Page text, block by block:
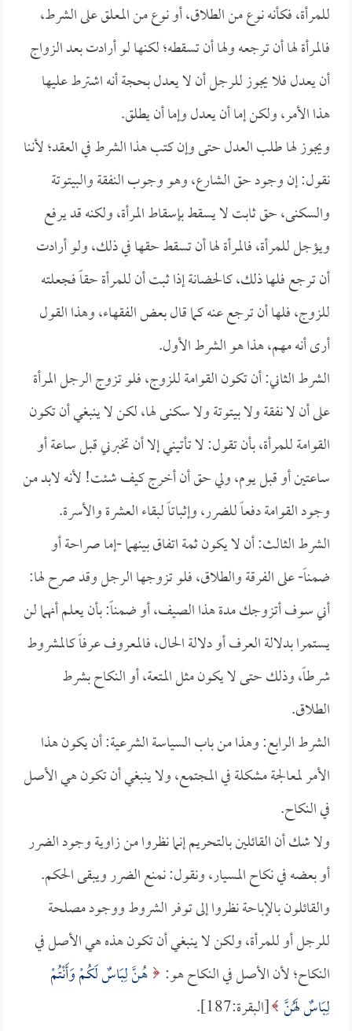
للمرأة، فكأنه نوع من الطلاق، أو نوع من المعلق على الشرط،
فالمرأة لها أن ترجعه ولها أن تسقطه؛ لكنها لو أرادت بعد الزواج
أن يعدل فلا يجوز للرجل أن لا يعدل بحجة أنه اشترط عليها
هذا الأمر، ولكن إما أن يعدل وإما أن يطلق.
ويجوز لها طلب العدل حتى وإن كتب هذا الشرط في العقد؛ لأننا
نقول: إن وجود حق الشارع، وهو وجوب النفقة والبيتوتة
والسكنى، حق ثابت لا يسقط بإسقاط المرأة، ولكنه قد يرفع
ويؤجل للمرأة، فالمرأة لها أن تسقط حقها في ذلك، ولو أرادت
أن ترجع فلها ذلك، كالحضانة إذا ثبت أن للمرأة حقاً فجعلته
للزوج، فلها أن ترجع عنه كما قال بعض الفقهاء، وهذا القول
أرى أنه مهم، هذا هو الشرط الأول.
الشرط الثاني: أن تكون القوامة للزوج، فلو تزوج الرجل المرأة
على أن لا نفقة ولا بيتوتة ولا سكنى لها، لكن لا ينبغي أن تكون
القوامة للمرأة، بأن تقول: لا تأتيني إلا أن تخبرني قبل ساعة أو
ساعتين أو قبل يوم، ولي حق أن أخرج كيف شئت! لأنه لابد من
وجود القوامة دفعاً للضرر، وإثباتاً لبقاء العشرة والأسرة.
الشرط الثالث: أن لا يكون ثمة اتفاق بينهما -إما صراحة أو
ضمناً- على الفرقة والطلاق، فلو تزوجها الرجل وقد صرح لها:
أني سوف أتزوجك مدة هذا الصيف، أو ضمناً: بأن يعلم أنهما لن
يستمرا بدلالة العرف أو دلالة الحال، فالمعروف عرفاً كالمشروط
شرطاً، وذلك حتى لا يكون مثل المتعة، أو النكاح بشرط
الطلاق.
الشرط الرابع: وهذا من باب السياسة الشرعية: أن يكون هذا
الأمر لمعالجة مشكلة في المجتمع، ولا ينبغي أن تكون هي الأصل
في النكاح.
ولا شك أن القائلين بالتحريم إنما نظروا من زاوية وجود الضرر
أو بعضه في نكاح المسيار، ونقول: نمنع الضرر ويبقى الحكم.
والقائلون بالإباحة نظروا إلى توفر الشروط ووجود مصلحة
للرجل أو للمرأة، ولكن لا ينبغي أن تكون هذه هي الأصل في
النكاح؛ لأن الأصل في النكاح هو: هُنَّ لِبَاسٌ لَكُمْ وَأَنْتُمْ
لِبَاسٌ لَهُنَّ [البقرة:187].